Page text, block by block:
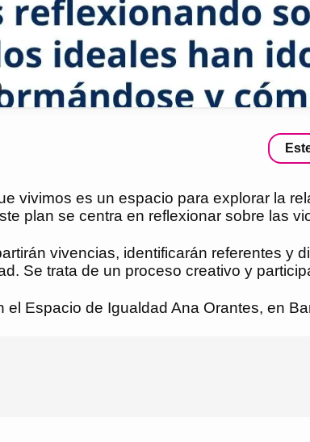
vivimos es un espacio para explorar la
plan se centra en reflexionar sobre las
vivencias, identificarán referentes y
Se trata de un proceso creativo y
el Espacio de Igualdad Ana Orantes, en